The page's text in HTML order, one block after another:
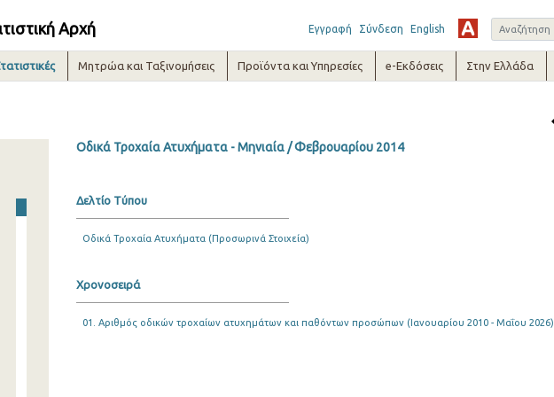
Αρχή Εγγραφή Σύνδεση English
Μητρώα και Ταξινομήσεις Προϊόντα και Υπηρεσίες e-Εκδόσεις Στην Ελλάδα
Οδικά Τροχαία Ατυχήματα - Μηνιαία / Φεβρουαρίου 2014
Δελτίο Τύπου
Οδικά Τροχαία Ατυχήματα (Προσωρινά Στοιχεία)
Χρονοσειρά
01. Αριθμός οδικών τροχαίων ατυχημάτων και παθόντων προσώπων (Ιανουαρίου 2010 - Μαΐου 2026)